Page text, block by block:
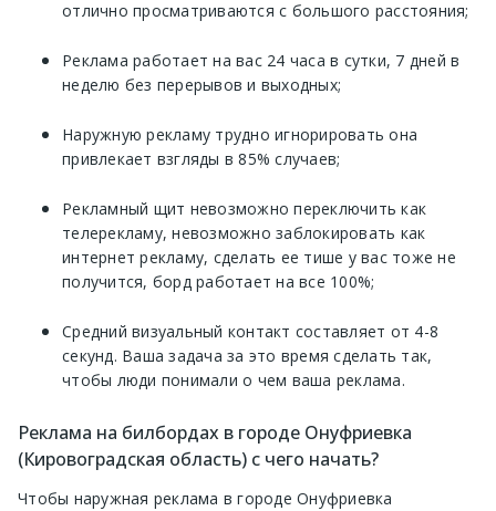
отлично просматриваются с большого расстояния;
Реклама работает на вас 24 часа в сутки, 7 дней в
неделю без перерывов и выходных;
Наружную рекламу трудно игнорировать она
привлекает взгляды в 85% случаев;
Рекламный щит невозможно переключить как
телерекламу, невозможно заблокировать как
интернет рекламу, сделать ее тише у вас тоже не
получится, борд работает на все 100%;
Средний визуальный контакт составляет от 4-8
секунд. Ваша задача за это время сделать так,
чтобы люди понимали о чем ваша реклама.
Реклама на билбордах в городе Онуфриевка
(Кировоградская область) с чего начать?
Чтобы наружная реклама в городе Онуфриевка